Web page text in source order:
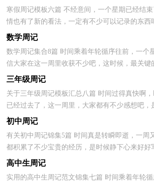
寒假周记模板六篇 不经意间，一个星期已经结
情也有了新的看法，一定有不少可以记录的东西
了。怎样写周记才更能吸引眼球呢？以下是小编
数学周记
数学周记集合8篇 时间乘着年轮循序往前，一个
信大家在这一周里收获不少吧，这时候，最关键
那么写周记需要注意哪些问题呢？以下是小编为
三年级周记
关于三年级周记模板汇总八篇 时间过得真快啊
已经过去了，这一周里，大家都有不少感想吧，
总结过去的成绩了。但是却发现不知道该写些什
初中周记
有关初中周记锦集5篇 时间真是转瞬即逝，一周
都积累了不少宝贵的经历，是时候静下心来好好
您不再为写周记头疼，下面是小编为大家整理的
高中生周记
实用的高中生周记范文锦集七篇 时间乘着年轮